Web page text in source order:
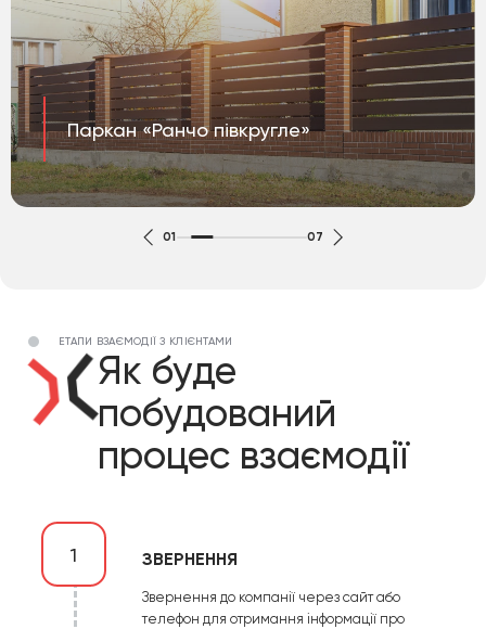
Паркан «Ранчо півкругле»
01 07
ЕТАПИ ВЗАЄМОДІЇ З КЛІЄНТАМИ
Як буде
побудований
процес взаємодії
1 ЗВЕРНЕННЯ
Звернення до компанії через сайт або
телефон для отримання інформації про